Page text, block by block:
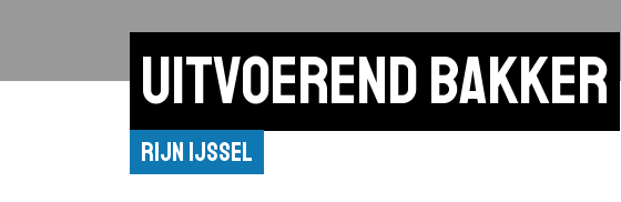
Uitvoerend bakker
Rijn IJssel